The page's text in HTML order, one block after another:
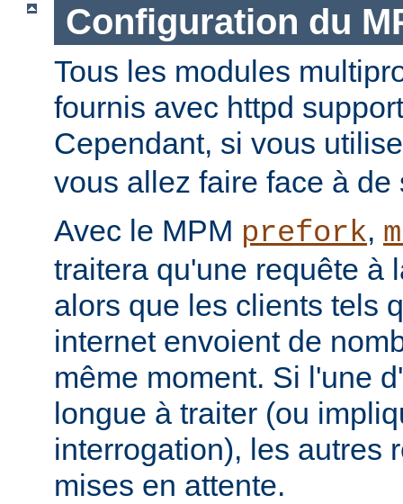
Configuration du
Tous les modules
fournis avec httpd
Cependant, si vous
vous allez faire face à
Avec le MPM prefork,
traitera qu'une requête à
alors que les clients tels
internet envoient de
même moment. Si l'une
longue à traiter (ou
interrogation), les autres
mises en attente.